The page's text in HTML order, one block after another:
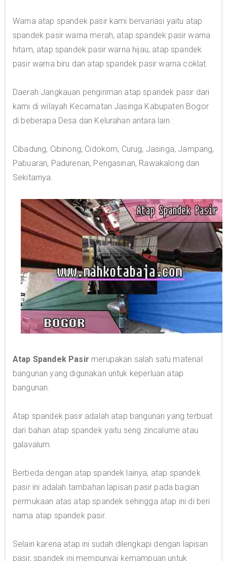
Warna atap spandek pasir kami bervariasi yaitu atap
spandek pasir warna merah, atap spandek pasir warna
hitam, atap spandek pasir warna hijau, atap spandek
pasir warna biru dan atap spandek pasir warna coklat.
Daerah Jangkauan pengiriman atap spandek pasir dari
kami di wilayah Kecamatan Jasinga Kabupaten Bogor
di beberapa Desa dan Kelurahan antara lain :
Cibadung, Cibinong, Cidokom, Curug, Jasinga, Jampang,
Pabuaran, Padurenan, Pengasinan, Rawakalong dan
Sekitarnya.
Atap Spandek Pasir merupakan salah satu material
bangunan yang digunakan untuk keperluan atap
bangunan.
Atap spandek pasir adalah atap bangunan yang terbuat
dari bahan atap spandek yaitu seng zincalume atau
galavalum.
Berbeda dengan atap spandek lainya, atap spandek
pasir ini adalah tambahan lapisan pasir pada bagian
permukaan atas atap spandek sehingga atap ini di beri
nama atap spandek pasir.
Selain karena atap ini sudah dilengkapi dengan lapisan
pasir, spandek ini mempunyai kemampuan untuk